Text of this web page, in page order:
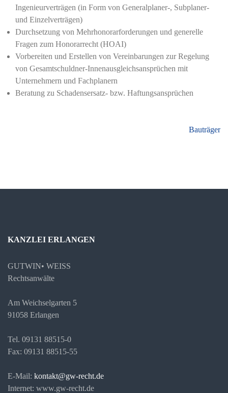
Ingenieurverträgen (in Form von Generalplaner-, Subplaner-
und Einzelverträgen)
Durchsetzung von Mehrhonorarforderungen und generelle
Fragen zum Honorarrecht (HOAI)
Vorbereiten und Erstellen von Vereinbarungen zur Regelung
von Gesamtschuldner-Innenausgleichsansprüchen mit
Unternehmern und Fachplanern
Beratung zu Schadensersatz- bzw. Haftungsansprüchen
Bauträger
KANZLEI ERLANGEN
GUTWIN• WEISS
Rechtsanwälte
Am Weichselgarten 5
91058 Erlangen
Tel. 09131 88515-0
Fax: 09131 88515-55
E-Mail: kontakt@gw-recht.de
Internet: www.gw-recht.de